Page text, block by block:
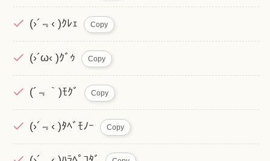
(›´﹃‹ )ｸﾚｪ Copy
(›´ω‹ )ｸﾞｩ Copy
(´﹃｀)ﾓｸﾞ Copy
(›´﹃‹ )ﾀﾍﾞﾓﾉｰ Copy